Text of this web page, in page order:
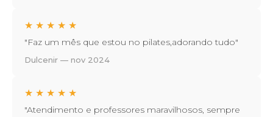
★ ★ ★ ★ ★
"Faz um mês que estou no pilates,adorando tudo"
Dulcenir — nov 2024
★ ★ ★ ★ ★
"Atendimento e professores maravilhosos, sempre